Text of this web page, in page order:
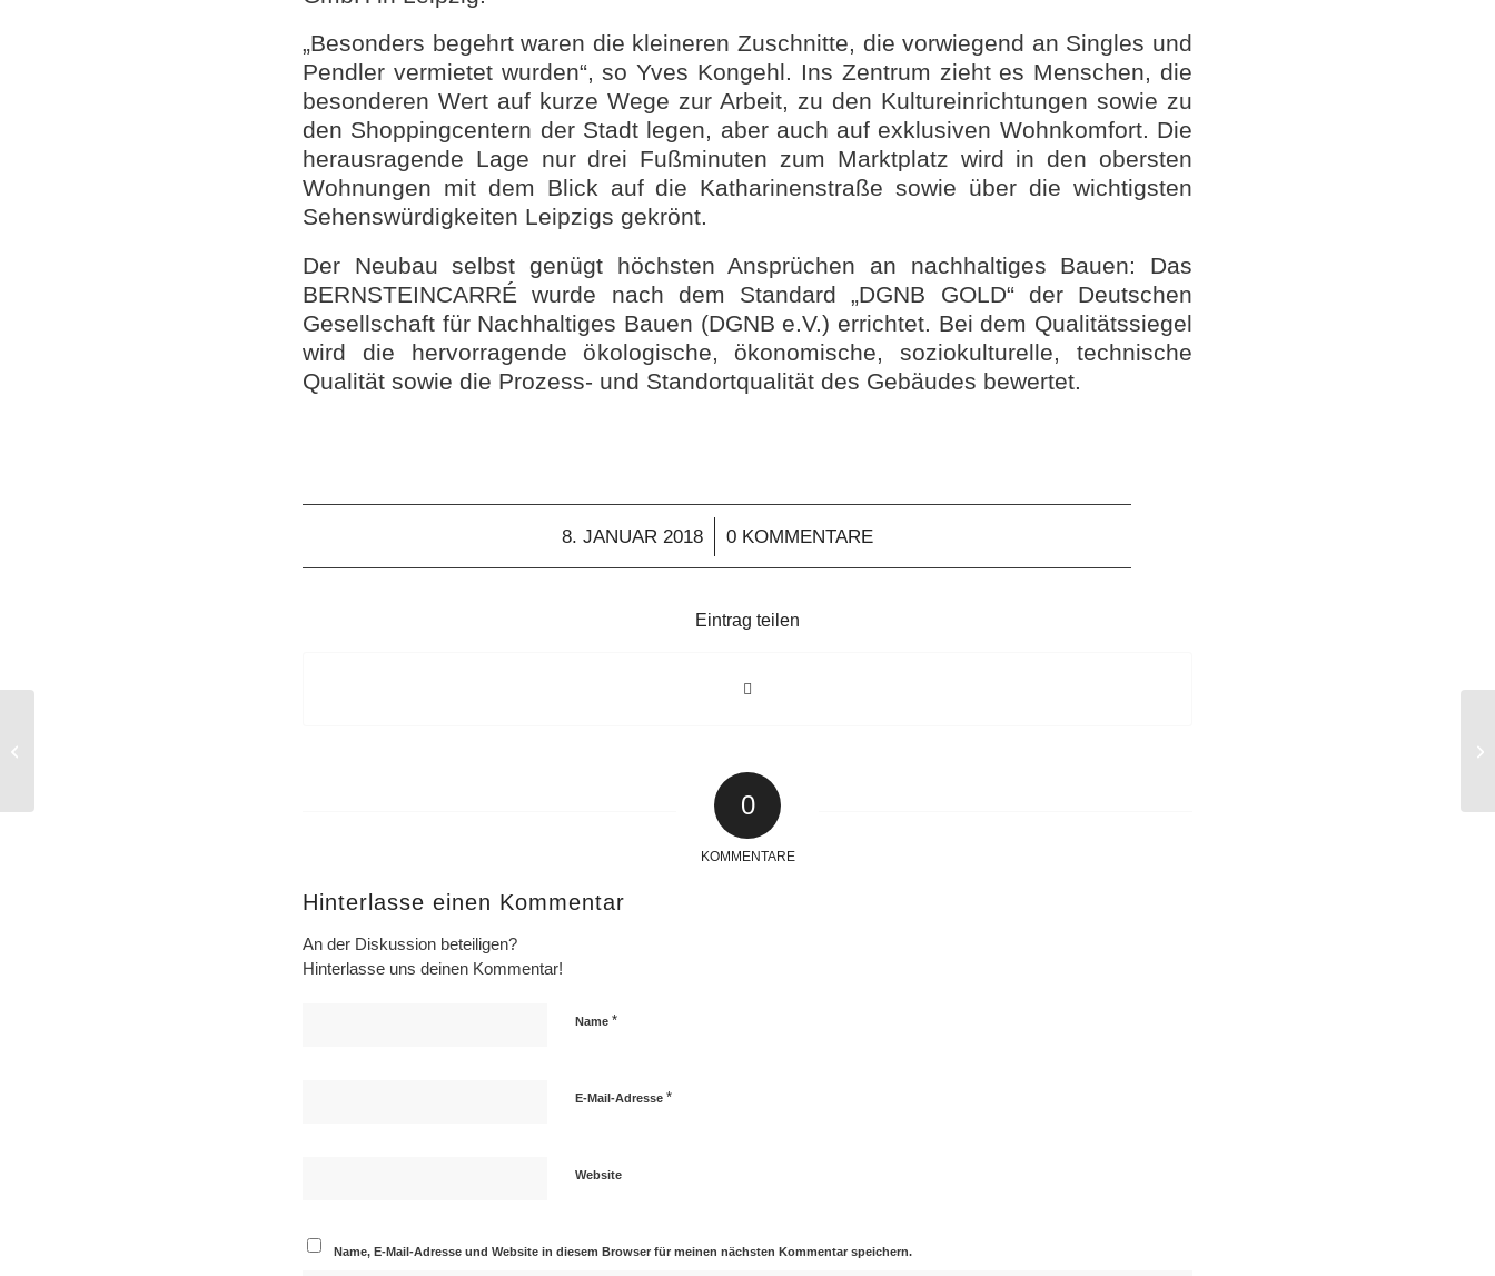
„Besonders begehrt waren die kleineren Zuschnitte, die vorwiegend an Singles und
Pendler vermietet wurden“, so Yves Kongehl. Ins Zentrum zieht es Menschen, die
besonderen Wert auf kurze Wege zur Arbeit, zu den Kultureinrichtungen sowie zu
den Shoppingcentern der Stadt legen, aber auch auf exklusiven Wohnkomfort. Die
herausragende Lage nur drei Fußminuten zum Marktplatz wird in den obersten
Wohnungen mit dem Blick auf die Katharinenstraße sowie über die wichtigsten
Sehenswürdigkeiten Leipzigs gekrönt.
Der Neubau selbst genügt höchsten Ansprüchen an nachhaltiges Bauen: Das
BERNSTEINCARRÉ wurde nach dem Standard „DGNB GOLD“ der Deutschen
Gesellschaft für Nachhaltiges Bauen (DGNB e.V.) errichtet. Bei dem Qualitätssiegel
wird die hervorragende ökologische, ökonomische, soziokulturelle, technische
Qualität sowie die Prozess- und Standortqualität des Gebäudes bewertet.
8. JANUAR 2018
/ 0 KOMMENTARE
Eintrag teilen
0
KOMMENTARE
Hinterlasse einen Kommentar
An der Diskussion beteiligen?
Hinterlasse uns deinen Kommentar!
Name *
E-Mail-Adresse *
Website
Name, E-Mail-Adresse und Website in diesem Browser für meinen nächsten Kommentar speichern.